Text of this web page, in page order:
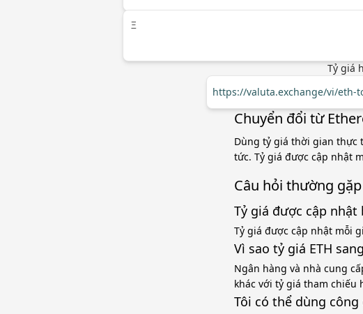
Ξ
Tỷ giá
https://valuta.exchange/vi/eth-
Chuyển đổi từ
Dùng tỷ giá thời gian thực
tức. Tỷ giá được cập nhật
Câu hỏi thường gặp
Tỷ giá được cập
Tỷ giá được cập nhật mỗi
Vì sao tỷ giá ETH
Ngân hàng và nhà cung
khác với tỷ giá tham chiếu
Tôi có thể dùng